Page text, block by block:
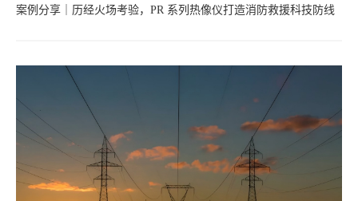
案例分享｜历经火场考验，PR 系列热像仪打造消防救援科技防线